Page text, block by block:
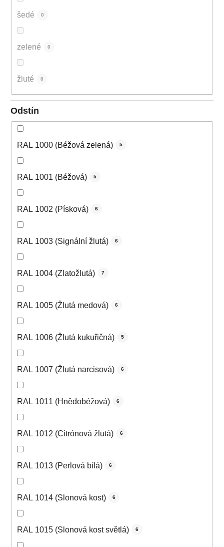
šedé 0
zelené 0
žluté 0
Odstín
RAL 1000 (Béžová zelená) 5
RAL 1001 (Béžová) 5
RAL 1002 (Písková) 6
RAL 1003 (Signální žlutá) 6
RAL 1004 (Zlatožlutá) 7
RAL 1005 (Žlutá medová) 6
RAL 1006 (Žlutá kukuřičná) 5
RAL 1007 (Žlutá narcisová) 6
RAL 1011 (Hnědobéžová) 6
RAL 1012 (Citrónová žlutá) 6
RAL 1013 (Perlová bílá) 6
RAL 1014 (Slonová kost) 6
RAL 1015 (Slonová kost světlá) 6